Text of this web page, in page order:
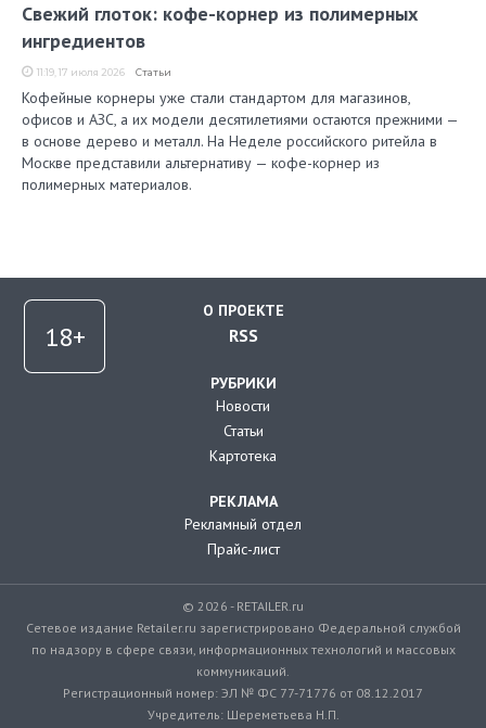
Свежий глоток: кофе-корнер из полимерных
ингредиентов
11:19, 17 июля 2026 Статьи
Кофейные корнеры уже стали стандартом для магазинов,
офисов и АЗС, а их модели десятилетиями остаются прежними —
в основе дерево и металл. На Неделе российского ритейла в
Москве представили альтернативу — кофе-корнер из
полимерных материалов.
О ПРОЕКТЕ
RSS
РУБРИКИ
Новости
Статьи
Картотека
РЕКЛАМА
Рекламный отдел
Прайс-лист
© 2026 - RETAILER.ru
Сетевое издание Retailer.ru зарегистрировано Федеральной службой
по надзору в сфере связи, информационных технологий и массовых
коммуникаций.
Регистрационный номер: ЭЛ № ФС 77-71776 от 08.12.2017
Учредитель: Шереметьева Н.П.